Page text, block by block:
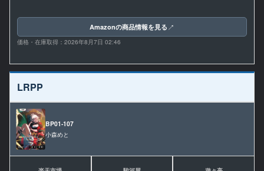
Amazonの商品情報を見る
価格・在庫取得： 2026年8月7日 02:46
LRPP
BP01-107
小森めと